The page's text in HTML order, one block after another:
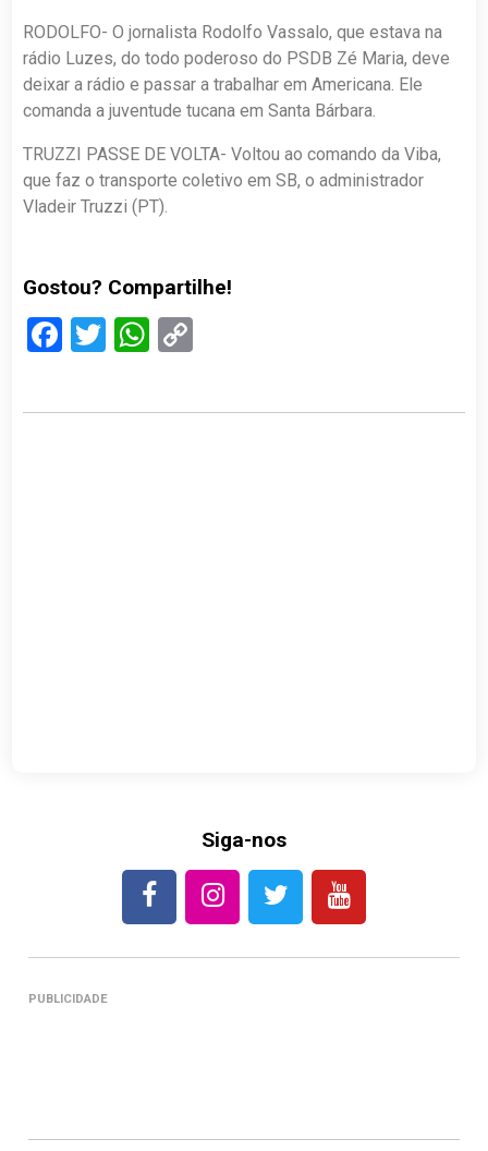
RODOLFO- O jornalista Rodolfo Vassalo, que estava na
rádio Luzes, do todo poderoso do PSDB Zé Maria, deve
deixar a rádio e passar a trabalhar em Americana. Ele
comanda a juventude tucana em Santa Bárbara.
TRUZZI PASSE DE VOLTA- Voltou ao comando da Viba,
que faz o transporte coletivo em SB, o administrador
Vladeir Truzzi (PT).
Gostou? Compartilhe!
Facebook
TwitterWhatsApp
Siga-nos
PUBLICIDADE